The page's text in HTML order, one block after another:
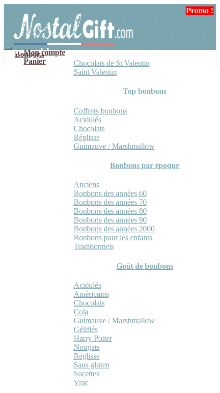
navigation
contenu
Mon compte
Panier
Bonbons
Chocolats de St Valentin
Saint Valentin
Top bonbons
Coffrets bonbons
Acidulés
Chocolats
Réglisse
Guimauve / Marshmallow
Bonbons par époque
Anciens
Bonbons des années 60
Bonbons des années 70
Bonbons des années 80
Bonbons des années 90
Bonbons des années 2000
Bonbons pour les enfants
Traditionnels
Goût de bonbons
Acidulés
Américains
Chocolats
Cola
Guimauve / Marshmallow
Gélifiés
Harry Potter
Nougats
Réglisse
Sans gluten
Sucettes
Vrac
Promo !